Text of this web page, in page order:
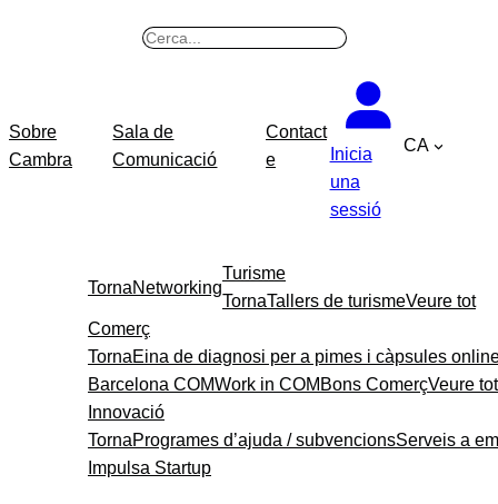
B
Sobre
Cambra
Sala de
Comunicació
Contact
e
Inicia
una
sessió
CA
TornaNetworking
Turisme
TornaTallers de turismeVeure tot
Comerç
TornaEina de diagnosi per a pimes i càpsules
Barcelona COMWork in COM Bons ComerçVeure tot
Innovació
TornaProgrames d’ajuda / subvencionsServeis a
Impulsa Startup